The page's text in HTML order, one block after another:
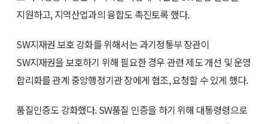
지원하고, 지역산업과의 융합도 촉진토록 했다.
SW지재권 보호 강화를 위해서는 과기정통부 장관이
SW지재권을 보호하기 위해 필요한 경우 관련 제도 개선 및 운영
합리화를 관계 중앙행정기관 장에게 협조, 요청할 수 있게 했다.
품질인증도 강화했다. SW품질 인증을 하기 위해 대통령령으로